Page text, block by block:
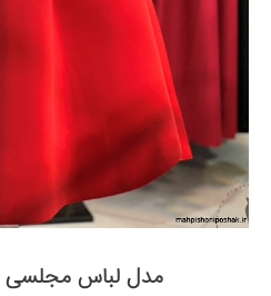
مدل لباس مجلسی